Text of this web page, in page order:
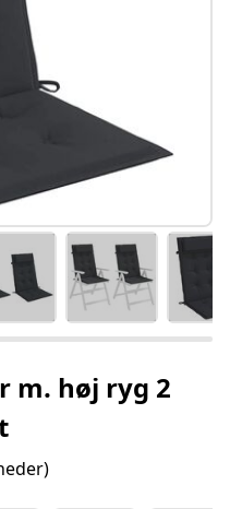
m. høj ryg 2